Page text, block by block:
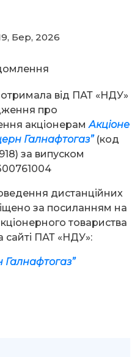
Бер, 2026
від ПАТ «НДУ»
про
акціонерам Акціоне
Галнафтогаз” (код
за випуском
дистанційних
за посиланням на
товариства
сайті ПАТ «НДУ»:
Галнафтогаз”